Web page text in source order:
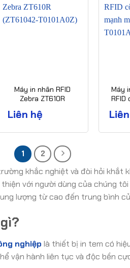
Máy in nhãn RFID
Zebra ZT610R
Liên hệ
Máy
RFID
1 2
khắc nghiệt và đòi hỏi khắt
với người dùng của chúng
lượng từ cao đến trung bình
nghiệp là thiết bị in tem có
vận hành liên tục và độc bền